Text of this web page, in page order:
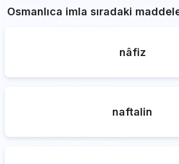
Osmanlıca imla sıradaki
nâfiz
naftalin